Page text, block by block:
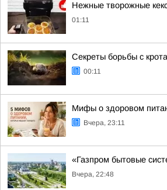
Нежные творожные
01:11
Секреты борьбы с
00:11
Мифы о здоровом
Вчера, 23:11
«Газпром бытовые
Вчера, 22:48